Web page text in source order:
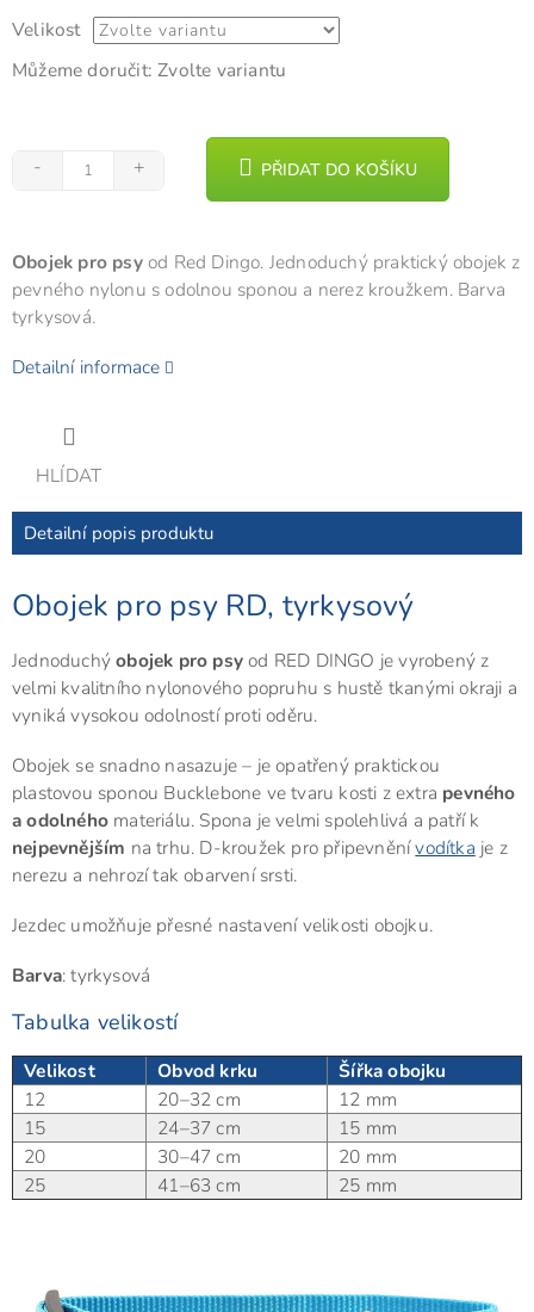
Velikost
Můžeme doručit: Zvolte variantu
PŘIDAT DO KOŠÍKU
Obojek pro psyod Red Dingo. Jednoduchý praktický obojek z
pevného nylonu s odolnou sponou a nerez kroužkem. Barva
tyrkysová.
Detailní informace
HLÍDAT
Detailní popis produktu
Obojek pro psy RD, tyrkysový
Jednoduchýobojek pro psyod RED DINGO je vyrobený z
velmi kvalitního nylonového popruhu s hustě tkanými okraji a
vyniká vysokou odolností proti oděru.
Obojek se snadno nasazuje – je opatřený praktickou
plastovou sponou Bucklebone ve tvaru kosti z extra pevného
a odolného materiálu. Spona je velmi spolehlivá a patří k
nejpevnějším na trhu. D-kroužek pro připevněnívodítka je z
nerezu a nehrozí tak obarvení srsti.
Jezdec umožňuje přesné nastavení velikosti obojku.
Barva: tyrkysová
Tabulka velikostí
Velikost Obvod krku
Šířka obojku
12
20–32 cm
12 mm
15
24–37 cm
15 mm
20
30–47 cm
20 mm
25
41–63 cm 25 mm